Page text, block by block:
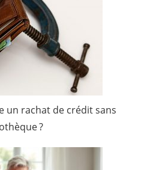
un rachat de crédit sans
?